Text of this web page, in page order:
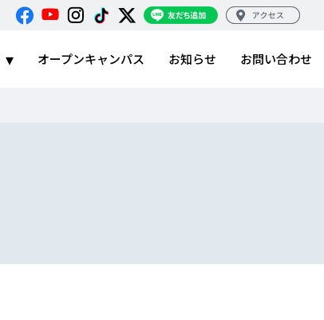
オープンキャンパス お知らせ お問い合わせ